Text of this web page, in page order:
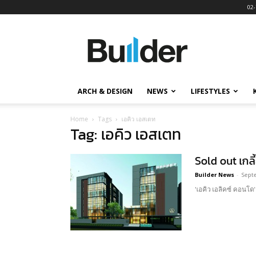
ข่าว
ก่อสร้าง
ARCH & DESIGN NEWS LIFESTYLES
Home Tags เอคิว เอสเตท
Tag: เอคิว เอสเตท
Sold out เก
Builder News -
'เอคิว เอลิคซ์ คอนโ